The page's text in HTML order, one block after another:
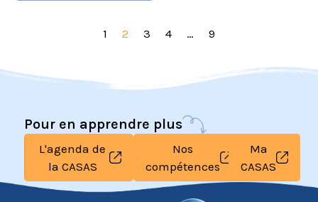
1 2 3 4 … 9
Pour en apprendre plus
L'agenda de
la CASAS
Nos
compétences
Ma
CASAS